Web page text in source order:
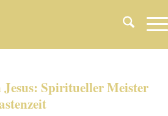
Spiritueller Meister